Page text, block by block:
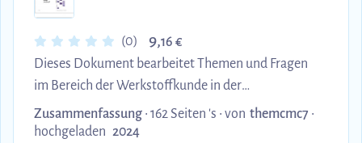
(0) 9,16 €
Dieses Dokument bearbeitet Themen und Fragen
im Bereich der Werkstoffkunde in der
Fahrzeugentwicklung. Die Fragen beziehen sich
dabei auf das Skript und die Themen aus dem
Zusammenfassung • 162 Seiten 's • von themcmc7 •
hochgeladen 2024